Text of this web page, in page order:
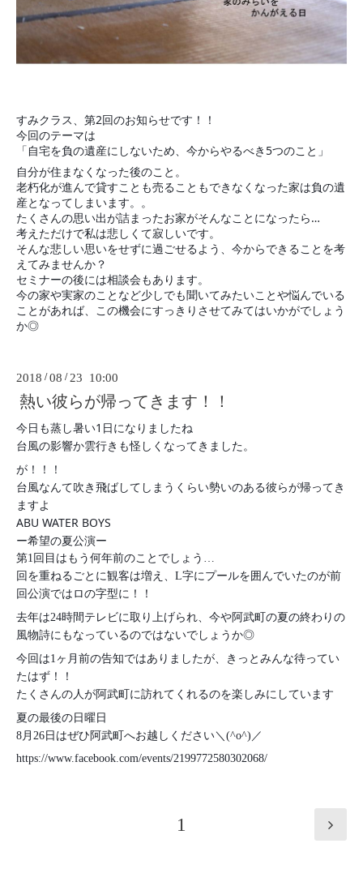
すみクラス、第2回のお知らせです！！
今回のテーマは
「自宅を負の遺産にしないため、今からやるべき5つのこと」
自分が住まなくなった後のこと。
老朽化が進んで貸すことも売ることもできなくなった家は負の遺
産となってしまいます。。
たくさんの思い出が詰まったお家がそんなことになったら…
考えただけで私は悲しくて寂しいです。
そんな悲しい思いをせずに過ごせるよう、今からできることを考
えてみませんか？
セミナーの後には相談会もあります。
今の家や実家のことなど少しでも聞いてみたいことや悩んでいる
ことがあれば、この機会にすっきりさせてみてはいかがでしょう
か◎
2018 /08 / 23 10:00
熱い彼らが帰ってきます！！
今日も蒸し暑い1日になりましたね
台風の影響か雲行きも怪しくなってきました。
が！！！
台風なんて吹き飛ばしてしまうくらい勢いのある彼らが帰ってき
ますよ
ABU WATER BOYS
ー希望の夏公演ー
第1回目はもう何年前のことでしょう…
回を重ねるごとに観客は増え、L字にプールを囲んでいたのが前
回公演ではロの字型に！！
去年は24時間テレビに取り上げられ、今や阿武町の夏の終わりの
風物詩にもなっているのではないでしょうか◎
今回は1ヶ月前の告知ではありましたが、きっとみんな待ってい
たはず！！
たくさんの人が阿武町に訪れてくれるのを楽しみにしています
夏の最後の日曜日
8月26日はぜひ阿武町へお越しください＼(^o^)／
https://www.facebook.com/events/2199772580302068/
1